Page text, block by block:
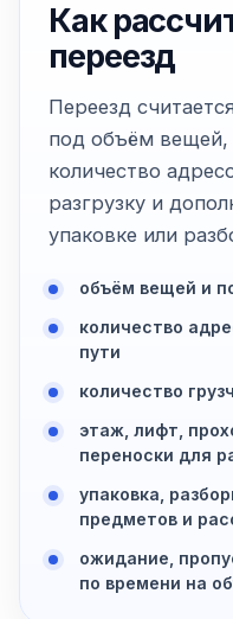
Как
переезд
Переезд
под объём вещей,
количество
разгрузку и
упаковке или
объём вещей и
количество
пути
количество
этаж, лифт,
переноски для
упаковка,
предметов и
ожидание,
по времени на